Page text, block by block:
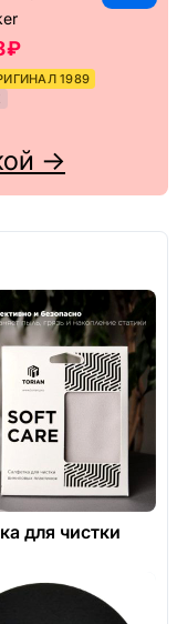
₽
1989
→
для чистки